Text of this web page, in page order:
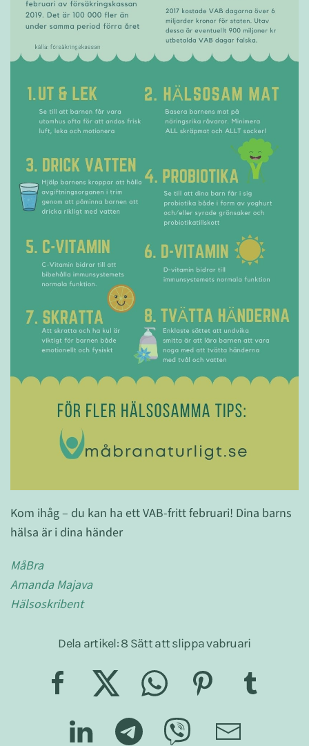
Kom ihåg – du kan ha ett VAB-fritt februari! Dina barns
hälsa är i dina händer
MåBra
Amanda Majava
Hälsoskribent
Dela artikel: 8 Sätt att slippa vabruari